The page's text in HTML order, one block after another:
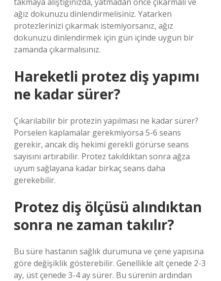
ağız dokunuzu dinlendirmelisiniz. Yatarken
protezlerinizi çıkarmak istemiyorsanız, ağız
dokunuzu dinlendirmek için gün içinde uygun bir
zamanda çıkarmalısınız.
Hareketli protez diş yapımı
ne kadar sürer?
Çıkarılabilir bir protezin yapılması ne kadar sürer?
Porselen kaplamalar gerekmiyorsa 5-6 seans
gerekir, ancak diş hekimi gerekli görürse seans
sayısını artırabilir. Protez takıldıktan sonra ağza
uyum sağlayana kadar birkaç seans daha
gerekebilir.
Protez diş ölçüsü alındıktan
sonra ne zaman takılır?
Bu süre hastanın sağlık durumuna ve çene yapısına
göre değişiklik gösterebilir. Genellikle alt çenede 2-3
ay, üst çenede 3-4 ay sürer. Bu sürenin ardından